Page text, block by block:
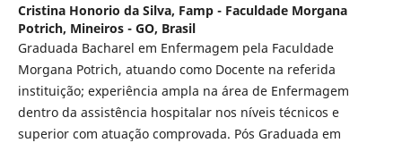
Cristina Honorio da Silva, Famp - Faculdade Morgana
Potrich, Mineiros - GO, Brasil
Graduada Bacharel em Enfermagem pela Faculdade
Morgana Potrich, atuando como Docente na referida
instituição; experiência ampla na área de Enfermagem
dentro da assistência hospitalar nos níveis técnicos e
superior com atuação comprovada. Pós Graduada em